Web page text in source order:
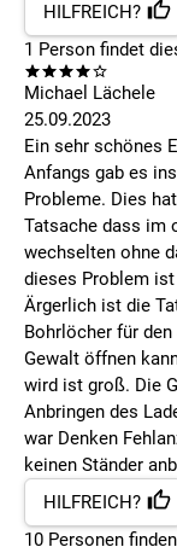
HILFREICH?
1 Person findet
Michael Lächele
25.09.2023
Ein sehr schönes
Anfangs gab es
Probleme. Dies
Tatsache dass im
wechselten ohne
dieses Problem
Ärgerlich ist die
Bohrlöcher für
Gewalt öffnen
wird ist groß. Die
Anbringen des
war Denken
keinen Ständer
HILFREICH?
10 Personen finden